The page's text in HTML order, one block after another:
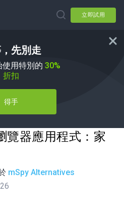
立即試用
先別走
用特別的 30%
折扣
得手
覽器應用程式：家
mSpy Alternatives